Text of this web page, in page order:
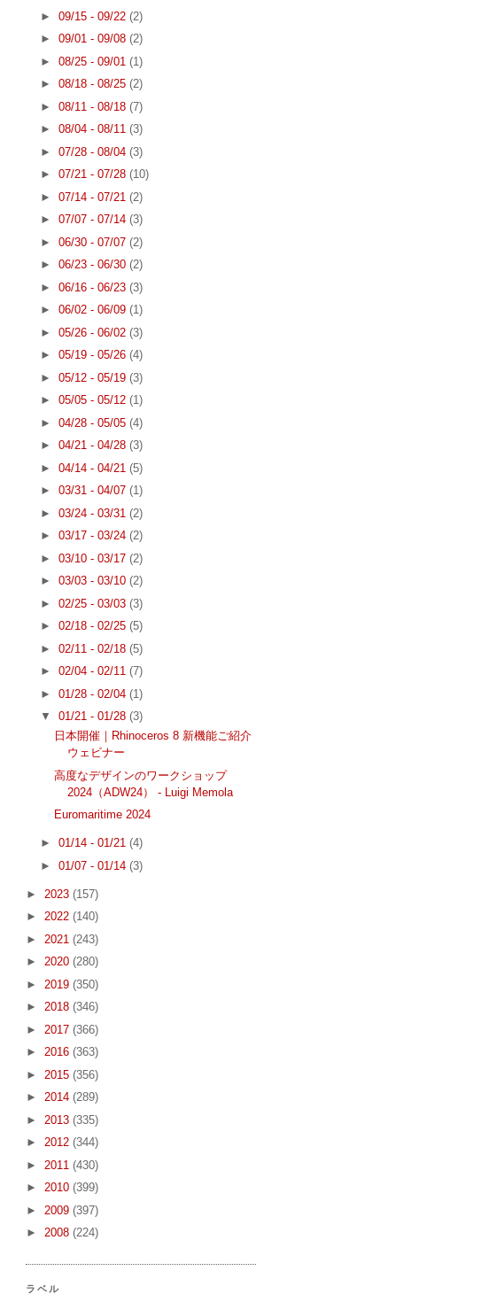
► 09/15 - 09/22 (2)
► 09/01 - 09/08 (2)
► 08/25 - 09/01 (1)
► 08/18 - 08/25 (2)
► 08/11 - 08/18 (7)
► 08/04 - 08/11 (3)
► 07/28 - 08/04 (3)
► 07/21 - 07/28 (10)
► 07/14 - 07/21 (2)
► 07/07 - 07/14 (3)
► 06/30 - 07/07 (2)
► 06/23 - 06/30 (2)
► 06/16 - 06/23 (3)
► 06/02 - 06/09 (1)
► 05/26 - 06/02 (3)
► 05/19 - 05/26 (4)
► 05/12 - 05/19 (3)
► 05/05 - 05/12 (1)
► 04/28 - 05/05 (4)
► 04/21 - 04/28 (3)
► 04/14 - 04/21 (5)
► 03/31 - 04/07 (1)
► 03/24 - 03/31 (2)
► 03/17 - 03/24 (2)
► 03/10 - 03/17 (2)
► 03/03 - 03/10 (2)
► 02/25 - 03/03 (3)
► 02/18 - 02/25 (5)
► 02/11 - 02/18 (5)
► 02/04 - 02/11 (7)
► 01/28 - 02/04 (1)
▼ 01/21 - 01/28 (3)
日本開催｜Rhinoceros 8 新機能ご紹介
ウェビナー
高度なデザインのワークショップ
2024（ADW24） - Luigi Memola
Euromaritime 2024
► 01/14 - 01/21 (4)
► 01/07 - 01/14 (3)
► 2023 (157)
► 2022 (140)
► 2021 (243)
► 2020 (280)
► 2019 (350)
► 2018 (346)
► 2017 (366)
► 2016 (363)
► 2015 (356)
► 2014 (289)
► 2013 (335)
► 2012 (344)
► 2011 (430)
► 2010 (399)
► 2009 (397)
► 2008 (224)
ラベル